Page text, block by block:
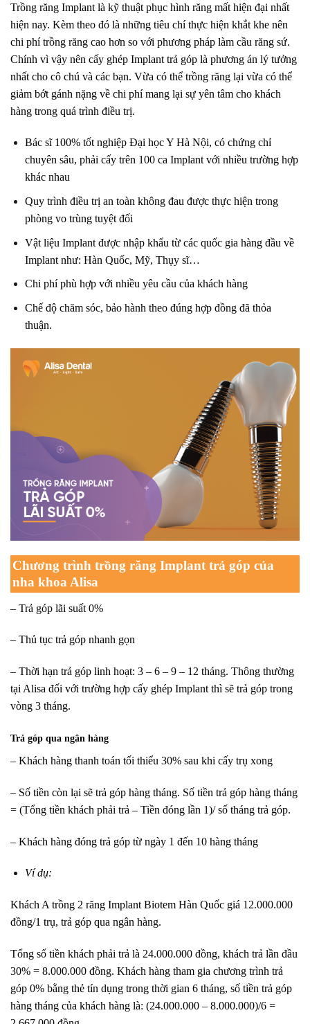
Trồng răng Implant là kỹ thuật phục hình răng mất hiện đại nhất
hiện nay. Kèm theo đó là những tiêu chí thực hiện khắt khe nên
chi phí trồng răng cao hơn so với phương pháp làm cầu răng sứ.
Chính vì vậy nên cấy ghép Implant trả góp là phương án lý tưởng
nhất cho cô chú và các bạn. Vừa có thể trồng răng lại vừa có thể
giảm bớt gánh nặng về chi phí mang lại sự yên tâm cho khách
hàng trong quá trình điều trị.
Bác sĩ 100% tốt nghiệp Đại học Y Hà Nội, có chứng chỉ
chuyên sâu, phải cấy trên 100 ca Implant với nhiều trường hợp
khác nhau
Quy trình điều trị an toàn không đau được thực hiện trong
phòng vo trùng tuyệt đối
Vật liệu Implant được nhập khẩu từ các quốc gia hàng đầu về
Implant như: Hàn Quốc, Mỹ, Thụy sĩ…
Chi phí phù hợp với nhiều yêu cầu của khách hàng
Chế độ chăm sóc, bảo hành theo đúng hợp đồng đã thỏa
thuận.
Chương trình trồng răng Implant trả góp của
nha khoa Alisa
– Trả góp lãi suất 0%
– Thủ tục trả góp nhanh gọn
– Thời hạn trả góp linh hoạt: 3 – 6 – 9 – 12 tháng. Thông thường
tại Alisa đối với trường hợp cấy ghép Implant thì sẽ trả góp trong
vòng 3 tháng.
Trả góp qua ngân hàng
– Khách hàng thanh toán tối thiểu 30% sau khi cấy trụ xong
– Số tiền còn lại sẽ trả góp hàng tháng. Số tiền trả góp hàng tháng
= (Tổng tiền khách phải trả – Tiền đóng lần 1)/ số tháng trả góp.
– Khách hàng đóng trả góp từ ngày 1 đến 10 hàng tháng
Ví dụ:
Khách A trồng 2 răng Implant Biotem Hàn Quốc giá 12.000.000
đồng/1 trụ, trả góp qua ngân hàng.
Tổng số tiền khách phải trả là 24.000.000 đồng, khách trả lần đầu
30% = 8.000.000 đồng. Khách hàng tham gia chương trình trả
góp 0% bằng thẻ tín dụng trong thời gian 6 tháng, số tiền trả góp
hàng tháng của khách hàng là: (24.000.000 – 8.000.000)/6 =